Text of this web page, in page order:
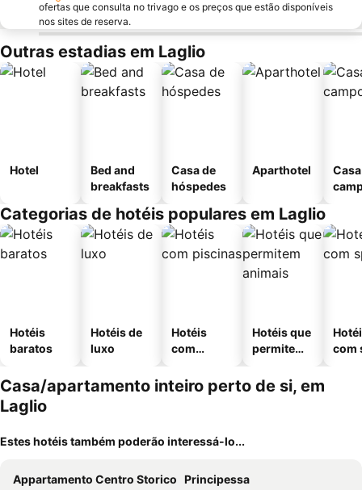
ofertas que consulta no trivago e os preços que estão disponíveis
nos sites de reserva.
Outras estadias em Laglio
Hotel
Bed and
breakfasts
Casa de
hóspedes
Aparthotel
Categorias de hotéis populares em Laglio
Hotéis
baratos
Hotéis de
luxo
Hotéis
com
Hotéis que
permitem
com
Casa/apartamento inteiro perto de si, em
Laglio
Estes hotéis também poderão interessá-lo...
Appartamento Centro Storico Principessa